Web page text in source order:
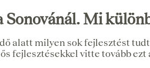
Sonovánál. Mi
alatt milyen sok fejlesztést
fejlesztésekkel vitte tovább ezt